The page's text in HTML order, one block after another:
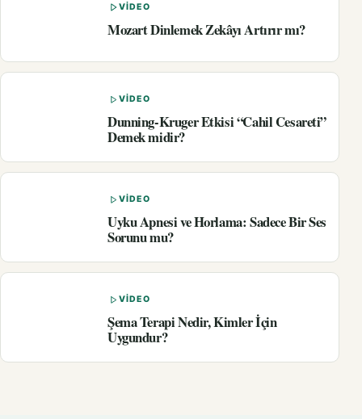
VIDEO
Mozart Dinlemek Zekâyı Artırır mı?
VIDEO
Dunning-Kruger Etkisi “Cahil Cesareti”
Demek midir?
VIDEO
Uyku Apnesi ve Horlama: Sadece Bir Ses
Sorunu mu?
VIDEO
Şema Terapi Nedir, Kimler İçin
Uygundur?